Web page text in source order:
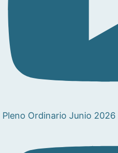
Pleno Ordinario Junio 2026